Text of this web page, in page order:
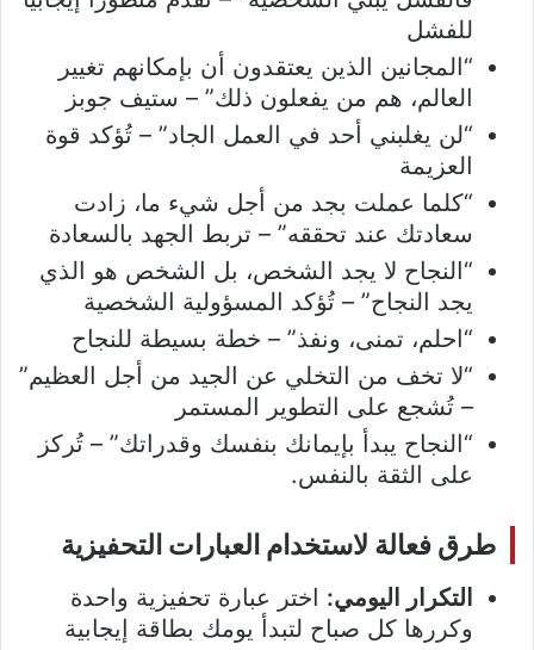
للفشل
“المجانين الذين يعتقدون أن بإمكانهم تغيير
العالم، هم من يفعلون ذلك” – ستيف جوبز
“لن يغلبني أحد في العمل الجاد” – تُؤكد قوة
العزيمة
“كلما عملت بجد من أجل شيء ما، زادت
سعادتك عند تحققه” – تربط الجهد بالسعادة
“النجاح لا يجد الشخص، بل الشخص هو الذي
يجد النجاح” – تُؤكد المسؤولية الشخصية
“احلم، تمنى، ونفذ” – خطة بسيطة للنجاح
“لا تخف من التخلي عن الجيد من أجل العظيم”
– تُشجع على التطوير المستمر
“النجاح يبدأ بإيمانك بنفسك وقدراتك” – تُركز
على الثقة بالنفس.
طرق فعالة لاستخدام العبارات التحفيزية
التكرار اليومي: اختر عبارة تحفيزية واحدة
وكررها كل صباح لتبدأ يومك بطاقة إيجابية